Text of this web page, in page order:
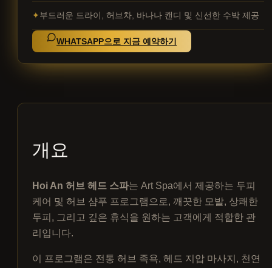
부드러운 드라이, 허브차, 바나나 캔디 및 신선한 수박 제공
WHATSAPP으로 지금 예약하기
개요
Hoi An 허브 헤드 스파는 Art Spa에서 제공하는 두피
케어 및 허브 샴푸 프로그램으로, 깨끗한 모발, 상쾌한
두피, 그리고 깊은 휴식을 원하는 고객에게 적합한 관
리입니다.
이 프로그램은 전통 허브 족욕, 헤드 지압 마사지, 천연